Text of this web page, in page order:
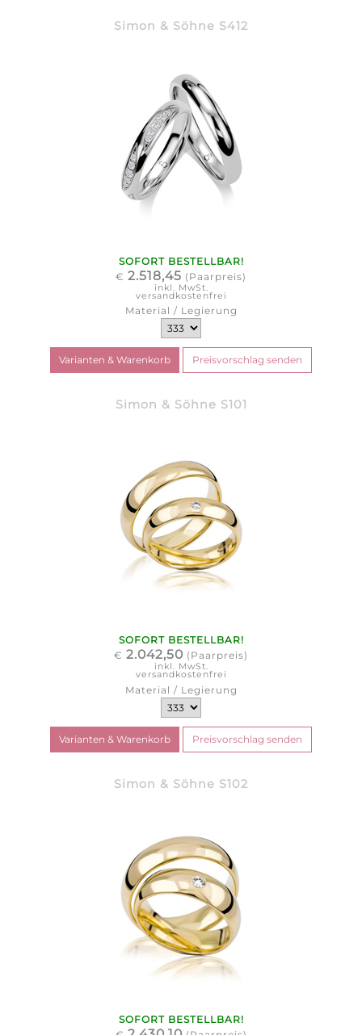
Simon & Söhne S412
SOFORT BESTELLBAR!
€ 2.518,45 (Paarpreis)
inkl. MwSt.
versandkostenfrei
Material / Legierung
Simon & Söhne S101
SOFORT BESTELLBAR!
€ 2.042,50 (Paarpreis)
inkl. MwSt.
versandkostenfrei
Material / Legierung
Simon & Söhne S102
SOFORT BESTELLBAR!